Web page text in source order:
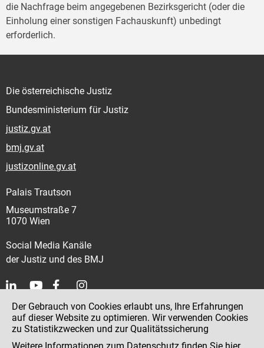
die Nachfrage beim angegebenen Bezirksgericht (oder die
Einholung einer sonstigen Fachauskunft) unbedingt
erforderlich.
Die österreichische Justiz
Bundesministerium für Justiz
justiz.gv.at
bmj.gv.at
justizonline.gv.at
Palais Trautson
Museumstraße 7
1070 Wien
Social Media Kanäle
der Justiz und des BMJ
Kontakt
Impressum
Der Gebrauch von Cookies erlaubt uns, Ihre Erfahrungen
auf dieser Website zu optimieren. Wir verwenden Cookies
zu Statistikzwecken und zur Qualitätssicherung